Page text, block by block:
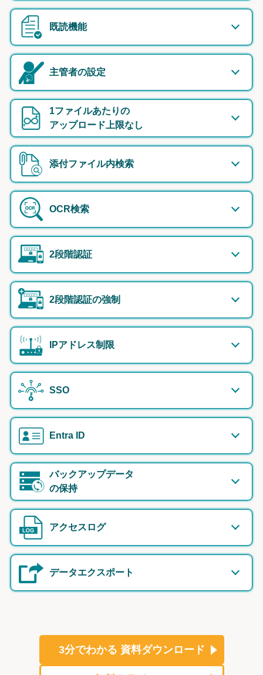
既読機能
主管者の設定
1ファイルあたりの
アップロード上限なし
添付ファイル内検索
OCR検索
2段階認証
2段階認証の強制
IPアドレス制限
SSO
Entra ID
バックアップデータ
の保持
アクセスログ
データエクスポート
3分でわかる 資料ダウンロード